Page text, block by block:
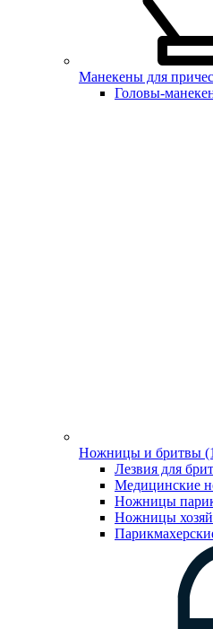
Манекены для
Головы-
Ножницы и бритвы
Лезвия для
Медицинские
Ножницы
Ножницы